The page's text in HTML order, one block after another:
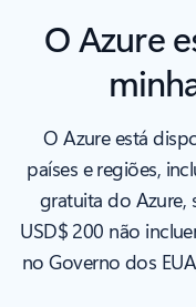
O Azure
O Azure está
países e regiões,
gratuita do Azure,
USD$ 200 não
no Governo dos